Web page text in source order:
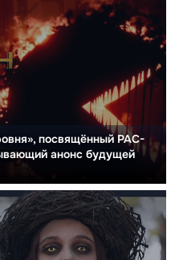
посвящённый PAC-
анонс будущей